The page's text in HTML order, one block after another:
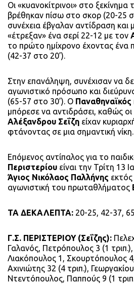
Οι «κυανοκίτρινοι» στο
βρέθηκαν πίσω στο σκορ (20-25
συνέχεια έβγαλαν αντίδραση
«έτρεξαν» ένα σερί 22-12 με τον
το πρώτο ημίχρονο έχοντας ένα
(42-37 στο 20’).
Στην επανάληψη, συνέχισαν να
αγωνιστικό πρόσωπο και
(65-57 στο 30’). Ο Παναθηναϊκός
μπόρεσε να αντιδράσει, καθώς οι
Αλέξανδρου Σεΐζη είχαν
φτάνοντας σε μια σημαντική νίκη.
Επόμενος αντίπαλος για το
Περιστερίου είναι την Τρίτη 13
Άγιος Νικόλαος Παλλήνης
αγωνιστική του πρωταθλήματος
ΤΑ ΔΕΚΑΛΕΠΤΑ: 20-25, 42-37,
Γ.Σ. ΠΕΡΙΣΤΕΡΙΟΥ (Σεΐζης):
Γαλανός, Πετρόπουλος 3 (1
Λιακόπουλος 1, Σκουρτόπουλος
Αχινιώτης 32 (4 τριπ.),
Ντεντόπουλος, Παππούς 9 (1